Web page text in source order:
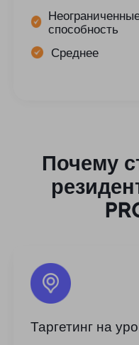
способность
Среднее
Почему
Таргетинг на